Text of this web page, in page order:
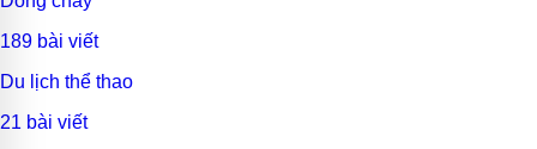
189 bài viết
Du lịch thể thao
21 bài viết